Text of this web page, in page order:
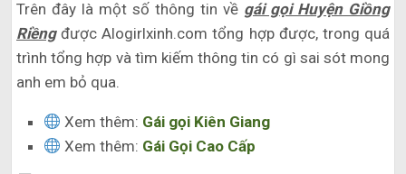
Trên đây là một số thông tin về gái gọi Huyện Giồng
Riềngđược Alogirlxinh.com tổng hợp được, trong quá
trình tổng hợp và tìm kiếm thông tin có gì sai sót mong
anh em bỏ qua.
Xem thêm: Gái gọi Kiên Giang
Xem thêm: Gái Gọi Cao Cấp